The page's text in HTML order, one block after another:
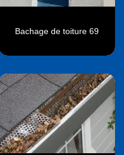
Bachage de toiture 69